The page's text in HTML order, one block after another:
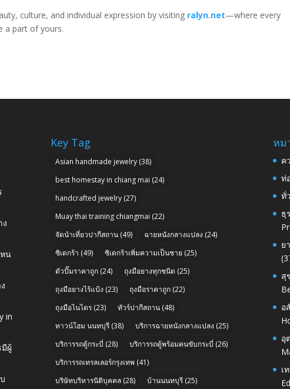
culture, and individual expression by visiting ralyn.net—where every
a part of yours.
น
in
ผู้
Key Tag
Asian handmade jewelry(38)
best homestay in chiang mai (24)
handcrafted jewelry(27)
Muay thai training chiangmai (22)
จัดนำเที่ยวปากีสถาน(49) ฉายหนังกลางแปลง (24)
ซิเดกร้า (49) ซิเดกร้าเพิ่มความเป็นชาย (25)
ตัวปั๊มราคาถูก(24) ถุงมือยางทุกชนิด (25)
ถุงมือยางไร้แป้ง (23) ถุงมือราคาถูก(22)
ถุงมือไนไตร(23) ทัวร์ปากีสถาน(48)
ทาวน์โฮม นนทบุรี(38) บริการฉายหนังกลางแปลง (25)
บริการรถตู้กระบี่ (28) บริการรถตู้พร้อมคนขับกระบี่ (26)
บริการรถเทรลเลอร์กรุงเทพ (41)
บริษัทบริหารนิติบุคคล(28) บ้านนนทบุรี(25)
หม
ค
ท่
ทั่
ธุ
ย
สุ
อ
อุ
เ